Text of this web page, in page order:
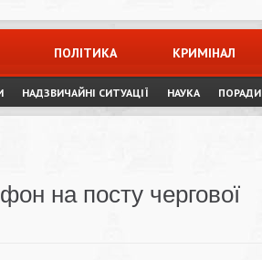
ПОЛІТИКА КРИМІНАЛ
НАДЗВИЧАЙНІ СИТУАЦІЇ НАУКА ПОРАДИ
на посту чергової